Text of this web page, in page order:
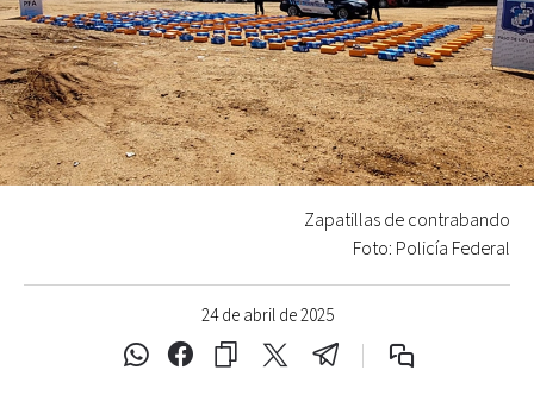
24 de abril de 2025
Zapatillas de contrabando
Foto: Policía Federal